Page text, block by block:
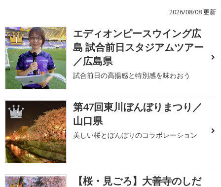
2026/08/08 更新
1
エディオンピースウイング広
島 試合前日スタジアムツアー
／広島県
試合前日の高揚感と特別感を味わおう
2
第47回東川ぼんぼりまつり／
山口県
美しい桜とぼんぼりのコラボレーション
【桜・見ごろ】大善寺のしだ